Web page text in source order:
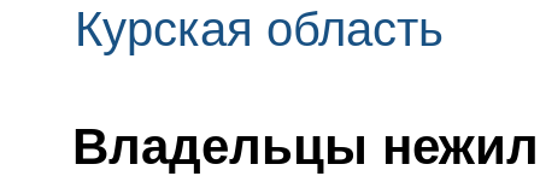
Курская область
Владельцы